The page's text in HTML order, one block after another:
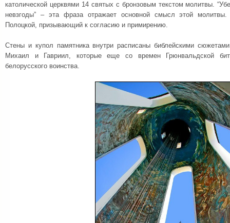
католической церквями 14 святых с бронзовым текстом молитвы.
невзгоды” – эта фраза отражает основной смысл этой
Полоцкой, призывающий к согласию и примирению.
Стены и купол памятника внутри расписаны библейскими
Михаил и Гавриил, которые еще со времен Грюнвальдской
белорусского воинства.